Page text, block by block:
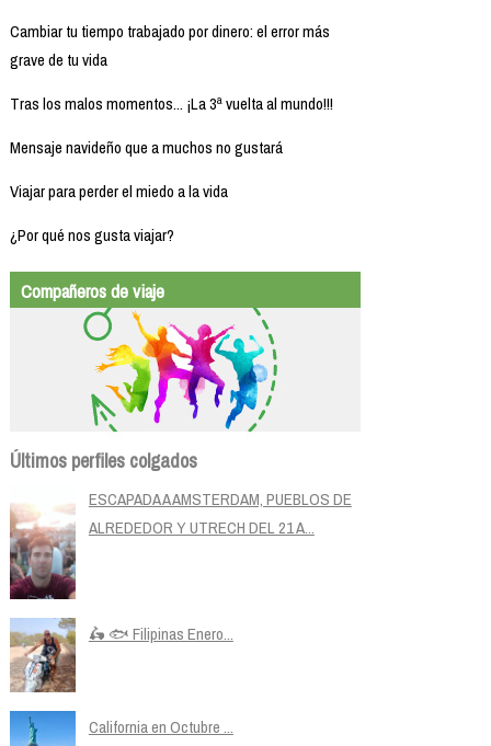
Cambiar tu tiempo trabajado por dinero: el error más
grave de tu vida
Tras los malos momentos... ¡La 3ª vuelta al mundo!!!
Mensaje navideño que a muchos no gustará
Viajar para perder el miedo a la vida
¿Por qué nos gusta viajar?
Compañeros de viaje
Últimos perfiles colgados
ESCAPADA A AMSTERDAM, PUEBLOS DE
ALREDEDOR Y UTRECH DEL 21 A...
🛵 🐟 Filipinas Enero...
California en Octubre ...